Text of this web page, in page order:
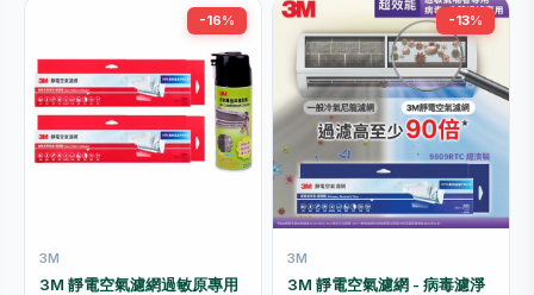
-16%
3M
3M 靜電空氣濾網過敏原專用
-13%
3M
3M 靜電空氣濾網 - 病毒濾淨